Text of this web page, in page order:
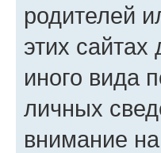
родителей
этих
иного вида
личных
внимание